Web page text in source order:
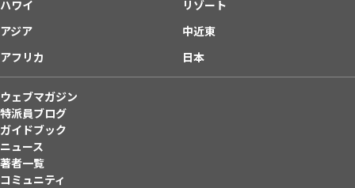
ハワイ
リゾート
アジア
中近東
アフリカ
日本
ウェブマガジン
特派員ブログ
ガイドブック
ニュース
著者一覧
コミュニティ